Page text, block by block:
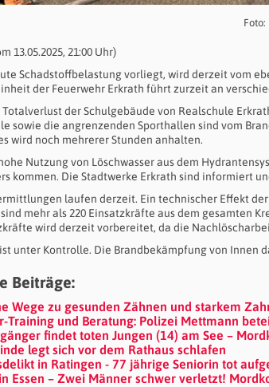
13.05.2025, 21:00 Uhr)
Schadstoffbelastung vorliegt, wird derzeit vom
der Feuerwehr Erkrath führt zurzeit an
Totalverlust der Schulgebäude von Realschule
sowie die angrenzenden Sporthallen sind vom
wird noch mehrerer Stunden anhalten.
Nutzung von Löschwasser aus dem
kommen. Die Stadtwerke Erkrath sind informiert
laufen derzeit. Ein technischer Effekt
mehr als 220 Einsatzkräfte aus dem gesamten
wird derzeit vorbereitet, da die
unter Kontrolle. Die Brandbekämpfung von Innen
Beiträge:
Wege zu gesunden Zähnen und starkem
Training und Beratung: Polizei Mettmann
findet toten Jungen (14) am See –
legt sich vor dem Rathaus schlafen
in Ratingen - 77 jährige Seniorin tot
Essen – Zwei Männer schwer verletzt!